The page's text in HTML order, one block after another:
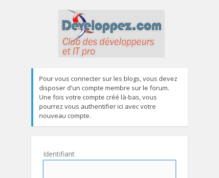
Pour vous connecter sur les blogs, vous devez
disposer d'un compte membre sur le forum.
Une fois votre compte créé là-bas, vous
pourrez vous authentifier ici avec votre
nouveau compte.
Identifiant